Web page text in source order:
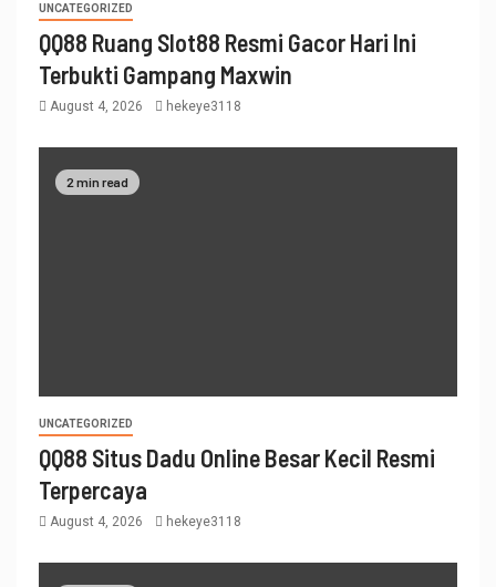
UNCATEGORIZED
QQ88 Ruang Slot88 Resmi Gacor Hari Ini
Terbukti Gampang Maxwin
August 4, 2026 hekeye3118
2 min read
UNCATEGORIZED
QQ88 Situs Dadu Online Besar Kecil Resmi
Terpercaya
August 4, 2026 hekeye3118